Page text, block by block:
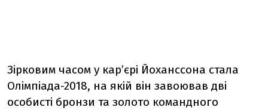
Зірковим часом у кар’єрі Йоханссона стала
Олімпіада-2018, на якій він завоював дві
особисті бронзи та золото командного